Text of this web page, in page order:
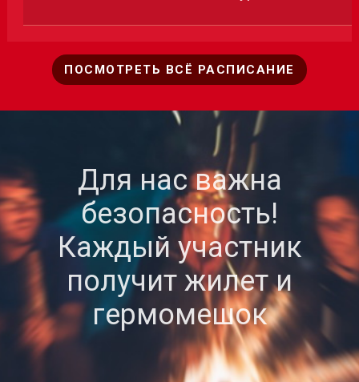
ПОСМОТРЕТЬ ВСЁ РАСПИСАНИЕ
Для нас важна
безопасность!
Каждый участник
получит жилет и
гермомешок